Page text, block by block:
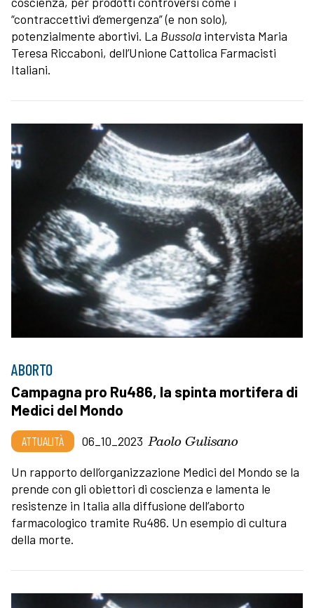
“contraccettivi d’emergenza” (e non solo),
potenzialmente abortivi. La Bussola intervista Maria
Teresa Riccaboni, dell’Unione Cattolica Farmacisti
Italiani.
ABORTO
Campagna pro Ru486, la spinta mortifera di
Medici del Mondo
ATTUALITÀ 06_10_2023 Paolo Gulisano
Un rapporto dell’organizzazione Medici del Mondo se la
prende con gli obiettori di coscienza e lamenta le
resistenze in Italia alla diffusione dell’aborto
farmacologico tramite Ru486. Un esempio di cultura
della morte.